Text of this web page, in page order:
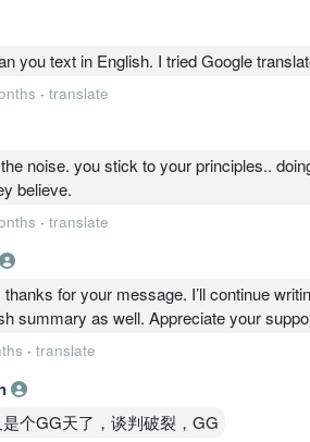
来回
径
盘
you text in English. I tried Google
· translate
noise. you stick to your principles..
believe.
· translate
for your message. I’ll continue
summary as well. Appreciate your
· translate
个GG天了，谈判破裂，GG